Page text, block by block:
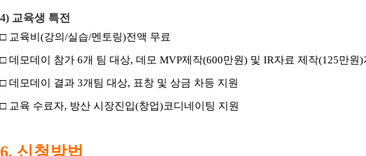
4) 교육생 특전
□ 교육비(강의/실습/멘토링)전액 무료
□ 데모데이 참가 6개 팀 대상, 데모 MVP제작(600만원) 및 IR자료 제작(125만원)
□ 데모데이 결과 3개팀 대상, 표창 및 상금 차등 지원
□ 교육 수료자, 방산 시장진입(창업)코디네이팅 지원
6. 신청방법